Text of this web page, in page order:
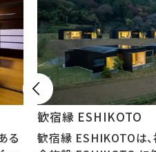
る
歓宿縁 ESHIKOTO
歓宿縁 ESHIKOTOは
